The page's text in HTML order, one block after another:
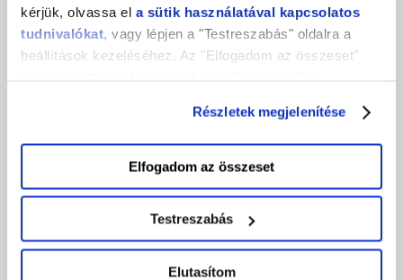
kérjük, olvassa el a sütik használatával kapcsolatos
tudnivalókat, vagy lépjen a "Testreszabás" oldalra a
beállítások kezeléséhez. Az "Elfogadom az összeset"
nyomva csak a szükséges sütik tárolását fogadja el.
Részletek megjelenítése
Elfogadom az összeset
Testreszabás
Elutasítom
Ez is érdekelhet!